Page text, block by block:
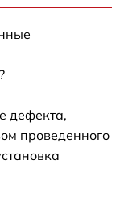
дефекта,
проведенного